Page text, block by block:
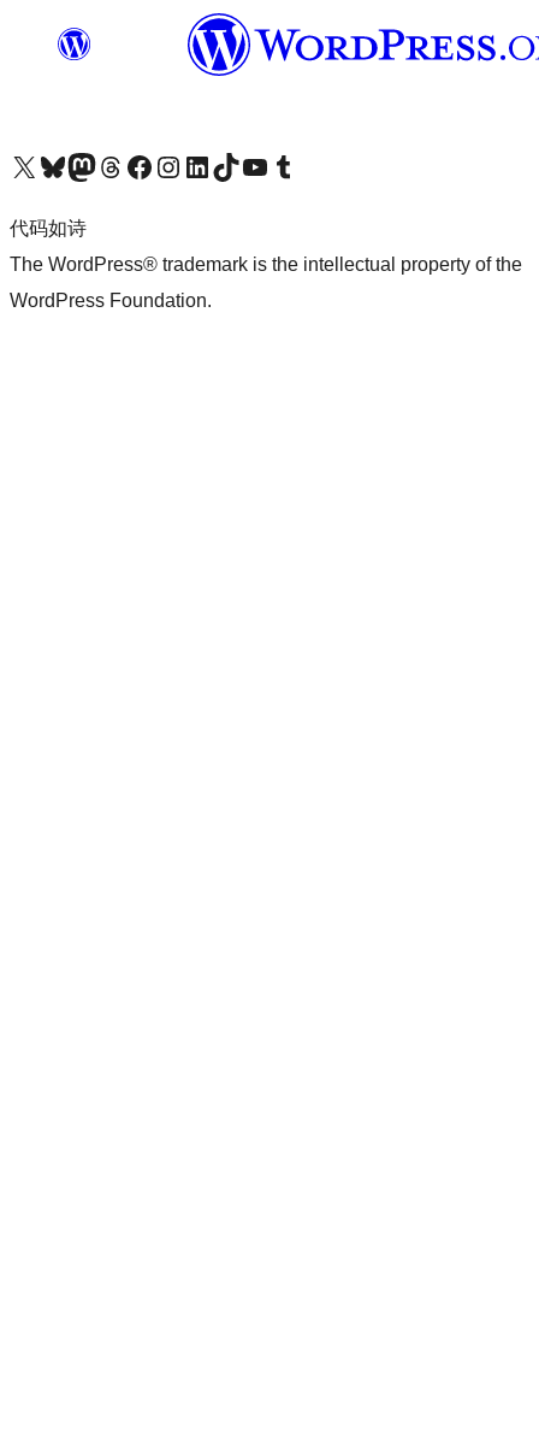
关注我们的 X（原 Twitter）账号访问我们的 Bluesky 账号关注我们的 Mastodon 账号访问我们的 Threads 账号 访问我们的 Facebook 公共主页关注我们的 Instagram 账号 关注我们的 LinkedIn 主页访问我们的 TikTok 账号访问我们的 YouTube 频道 访问我们的 Tumblr 账号
代码如诗
The WordPress® trademark is the intellectual property of the
WordPress Foundation.